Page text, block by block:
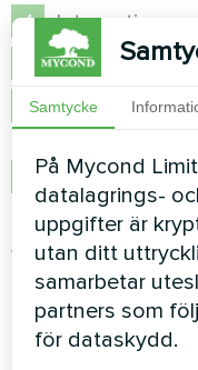
Integration
Miljövänlighet.
Maximalt
Att välja en
För att kunna
effektivt sätt
frågor:
Samtycke
På Mycond
datalagrings-
uppgifter är
utan ditt
samarbetar
partners som
för dataskydd.